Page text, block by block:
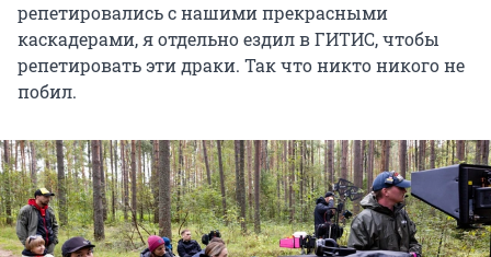
репетировались с нашими прекрасными
каскадерами, я отдельно ездил в ГИТИС, чтобы
репетировать эти драки. Так что никто никого не
побил.